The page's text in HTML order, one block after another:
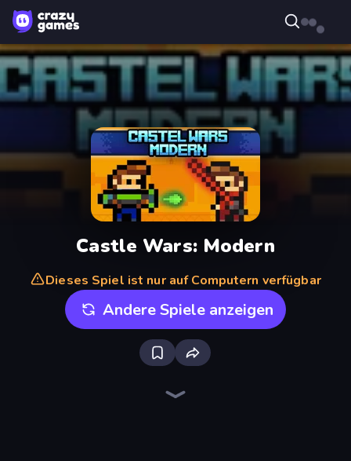
Castle Wars: Modern
Dieses Spiel ist nur auf Computern verfügbar
Andere Spiele anzeigen